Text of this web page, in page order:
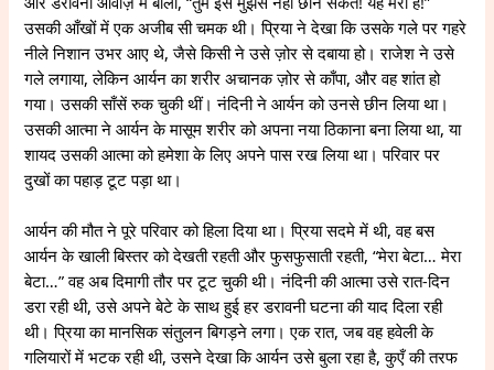
उसकी आँखों में एक अजीब सी चमक थी। प्रिया ने देखा कि उसके गले पर गहरे
नीले निशान उभर आए थे, जैसे किसी ने उसे ज़ोर से दबाया हो। राजेश ने उसे
गले लगाया, लेकिन आर्यन का शरीर अचानक ज़ोर से काँपा, और वह शांत हो
गया। उसकी साँसें रुक चुकी थीं। नंदिनी ने आर्यन को उनसे छीन लिया था।
उसकी आत्मा ने आर्यन के मासूम शरीर को अपना नया ठिकाना बना लिया था, या
शायद उसकी आत्मा को हमेशा के लिए अपने पास रख लिया था। परिवार पर
दुखों का पहाड़ टूट पड़ा था।
आर्यन की मौत ने पूरे परिवार को हिला दिया था। प्रिया सदमे में थी, वह बस
आर्यन के खाली बिस्तर को देखती रहती और फुसफुसाती रहती, “मेरा बेटा… मेरा
बेटा…” वह अब दिमागी तौर पर टूट चुकी थी। नंदिनी की आत्मा उसे रात-दिन
डरा रही थी, उसे अपने बेटे के साथ हुई हर डरावनी घटना की याद दिला रही
थी। प्रिया का मानसिक संतुलन बिगड़ने लगा। एक रात, जब वह हवेली के
गलियारों में भटक रही थी, उसने देखा कि आर्यन उसे बुला रहा है, कुएँ की तरफ